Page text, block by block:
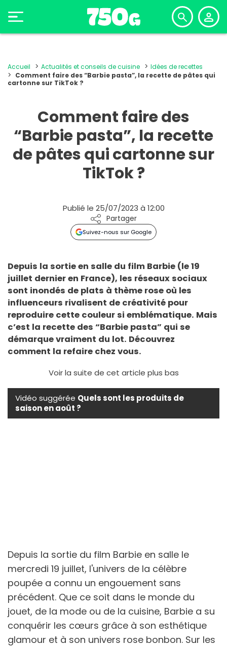
Accueil Actualités et conseils de cuisine
Idées de recettes
Comment faire des “Barbie pasta”, la recette de pâtes qui
cartonne sur TikTok ?
Comment faire des
“Barbie pasta”, la recette
de pâtes qui cartonne sur
TikTok ?
Publié le 25/07/2023 à 12:00
Partager
Suivez-nous sur Google
Depuis la sortie en salle du film Barbie (le 19
juillet dernier en France), les réseaux sociaux
sont inondés de plats à thème rose où les
influenceurs rivalisent de créativité pour
reproduire cette couleur si emblématique. Mais
c’est la recette des “Barbie pasta” qui se
démarque vraiment du lot. Découvrez
comment la refaire chez vous.
Voir la suite de cet article plus bas
Vidéo suggérée Quels sont les produits de
saison en août ?
Depuis la sortie du film Barbie en salle le
mercredi 19 juillet, l'univers de la célèbre
poupée a connu un engouement sans
précédent. Que ce soit dans le monde du
jouet, de la mode ou de la cuisine, Barbie a su
conquérir les cœurs grâce à son esthétique
glamour et à son univers rose bonbon. Sur les